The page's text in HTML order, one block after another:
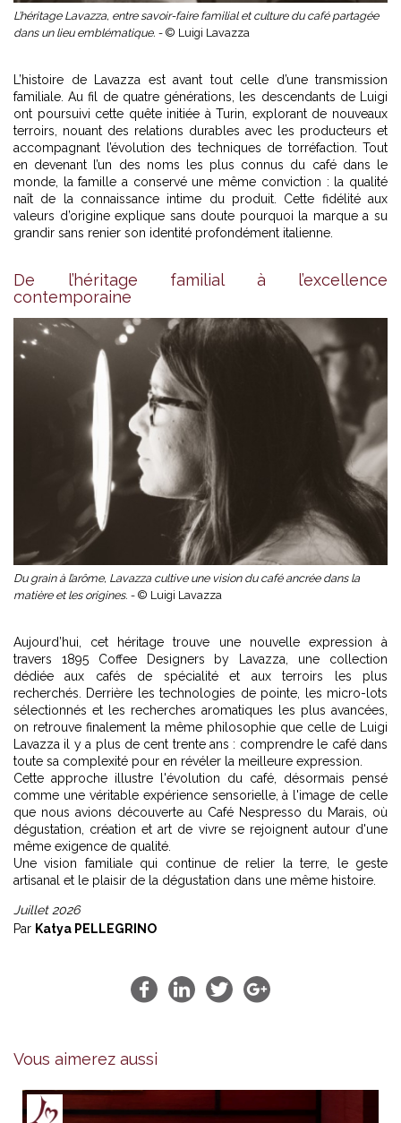
L’héritage Lavazza, entre savoir-faire familial et culture du café partagée
dans un lieu emblématique. - © Luigi Lavazza
L’histoire de Lavazza est avant tout celle d’une transmission
familiale. Au fil de quatre générations, les descendants de Luigi
ont poursuivi cette quête initiée à Turin, explorant de nouveaux
terroirs, nouant des relations durables avec les producteurs et
accompagnant l’évolution des techniques de torréfaction. Tout
en devenant l’un des noms les plus connus du café dans le
monde, la famille a conservé une même conviction : la qualité
naît de la connaissance intime du produit. Cette fidélité aux
valeurs d’origine explique sans doute pourquoi la marque a su
grandir sans renier son identité profondément italienne.
De l’héritage familial à l’excellence
contemporaine
Du grain à l’arôme, Lavazza cultive une vision du café ancrée dans la
matière et les origines. - © Luigi Lavazza
Aujourd’hui, cet héritage trouve une nouvelle expression à
travers 1895 Coffee Designers by Lavazza, une collection
dédiée aux cafés de spécialité et aux terroirs les plus
recherchés. Derrière les technologies de pointe, les micro-lots
sélectionnés et les recherches aromatiques les plus avancées,
on retrouve finalement la même philosophie que celle de Luigi
Lavazza il y a plus de cent trente ans : comprendre le café dans
toute sa complexité pour en révéler la meilleure expression.
Cette approche illustre l'évolution du café, désormais pensé
comme une véritable expérience sensorielle, à l'image de celle
que nous avions découverte au Café Nespresso du Marais , où
dégustation, création et art de vivre se rejoignent autour d'une
même exigence de qualité.
Une vision familiale qui continue de relier la terre, le geste
artisanal et le plaisir de la dégustation dans une même histoire.
Juillet 2026
Par Katya PELLEGRINO
Vous aimerez aussi